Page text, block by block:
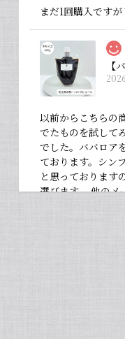
まだ1回購入です
以前からこちらの
でたものを試して
でした。ババロア
ております。シン
と思っております
選びます。 他のメ